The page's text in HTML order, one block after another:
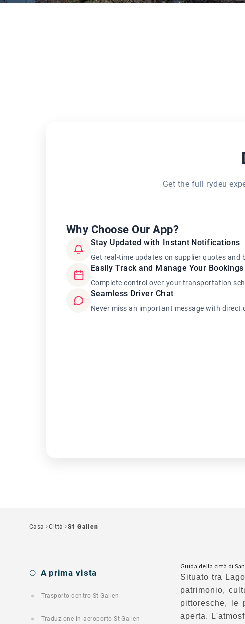
Get the full rydeu
Why Choose Our App?
Stay Updated with Instant Notifications
Get real-time updates on supplier quotes and
Easily Track and Manage Your Bookings
Complete control over your transportation
Seamless Driver Chat
Never miss an important message with direct
Casa Città St Gallen
A prima vista
Trasporto dentro St Gallen
Traduzione in aeroporto St Gallen
Guida della città di
Situato tra
patrimonio,
pittoresche, le
aperta.